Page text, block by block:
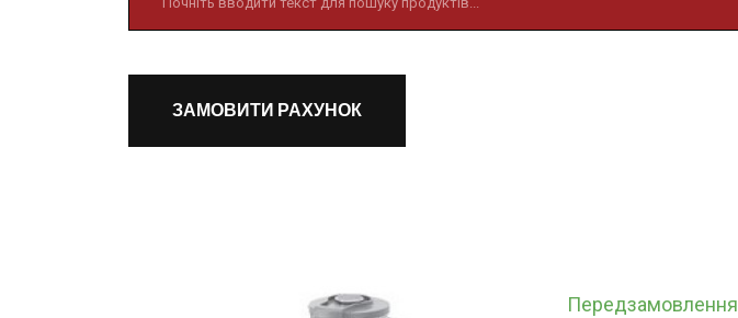
ЗАМОВИТИ РАХУНОК
Передзамовлення